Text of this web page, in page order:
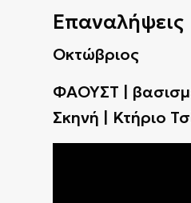
Επαναλήψεις
Οκτώβριος
ΦΑΟΥΣΤ |
Σκηνή | Κτήριο